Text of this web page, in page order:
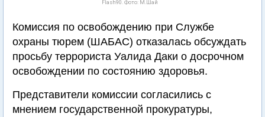
Flash90. Фото: М.Шай
Комиссия по освобождению при Службе
охраны тюрем (ШАБАС) отказалась обсуждать
просьбу террориста Уалида Даки о досрочном
освобождении по состоянию здоровья.
Представители комиссии согласились с
мнением государственной прокуратуры,